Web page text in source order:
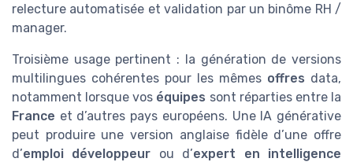
relecture automatisée et validation par un binôme RH /
manager.
Troisième usage pertinent : la génération de versions
multilingues cohérentes pour les mêmes offres data,
notamment lorsque vos équipes sont réparties entre la
France et d’autres pays européens. Une IA générative
peut produire une version anglaise fidèle d’une offre
d’emploi développeur ou d’expert en intelligence